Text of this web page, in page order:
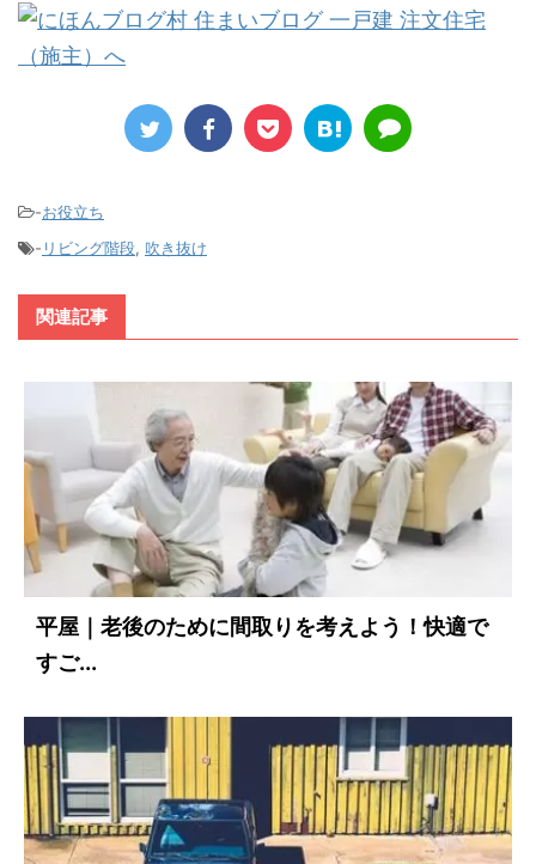
-お役立ち
- リビング階段, 吹き抜け
関連記事
平屋｜老後のために間取りを考えよう！快適で
すご...